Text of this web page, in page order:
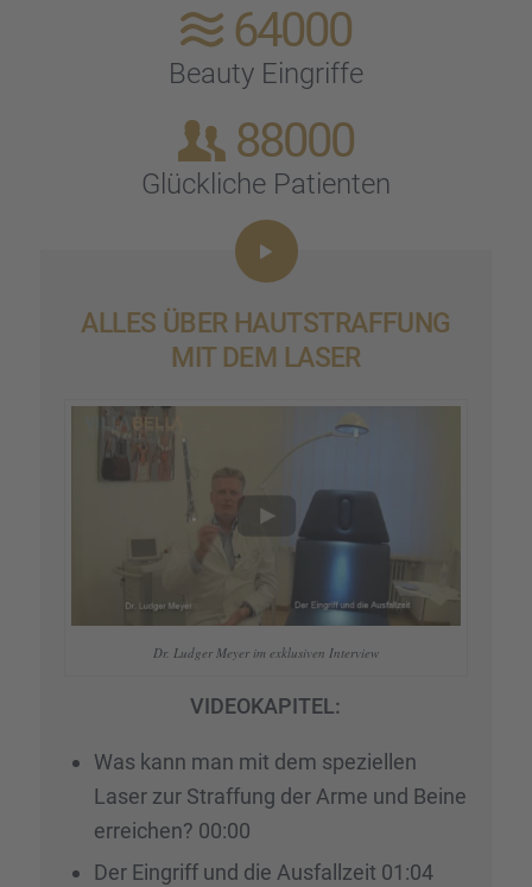
64000
Beauty Eingriffe
88000
Glück­li­che Patien­ten
ALLES ÜBER HAUTSTRAF­FUNG
MIT DEM LASER
Dr. Ludger Meyer im exklu­si­ven Inter­view
VIDEOKAPITEL:
Was kann man mit dem spezi­el­len
Laser zur Straf­fung der Arme und Beine
errei­chen? 00:00
Der Eingriff und die Ausfall­zeit 01:04